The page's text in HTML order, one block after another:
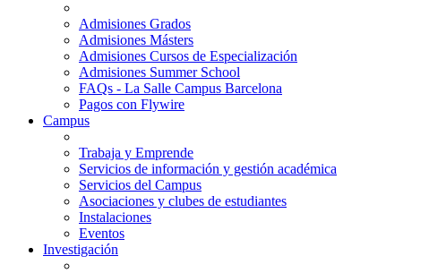
Admisiones Grados
Admisiones Másters
Admisiones Cursos de Especialización
Admisiones Summer School
FAQs - La Salle Campus Barcelona
Pagos con Flywire
Campus
Trabaja y Emprende
Servicios de información y gestión académica
Servicios del Campus
Asociaciones y clubes de estudiantes
Instalaciones
Eventos
Investigación